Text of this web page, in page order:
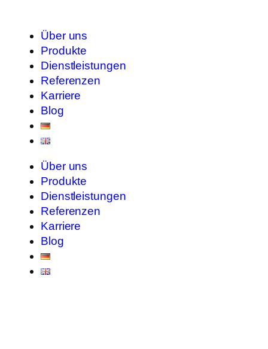
Über uns
Produkte
Dienstleistungen
Referenzen
Karriere
Blog
Über uns
Produkte
Dienstleistungen
Referenzen
Karriere
Blog